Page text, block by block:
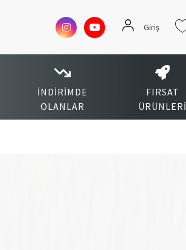
Giriş
İNDIRIMDE
OLANLAR
FIRSAT
ÜRÜNLERI